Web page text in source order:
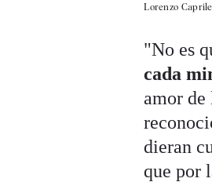
Lorenzo
"No es
cada
amor
dieran
que por